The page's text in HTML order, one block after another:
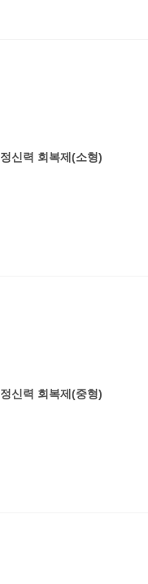
정신력 회복제(소형)
정신력 회복제(중형)